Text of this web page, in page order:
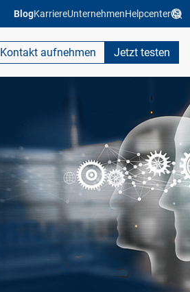
BlogKarriereUnternehmenHelpcenter
Kontakt aufnehmen Jetzt testen